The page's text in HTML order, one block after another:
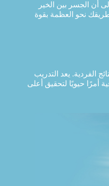
أن الجسر بين الخير
نحو العظمة بقوة
الفردية. يعد التدريب
أمرًا حيويًا لتحقيق أعلى